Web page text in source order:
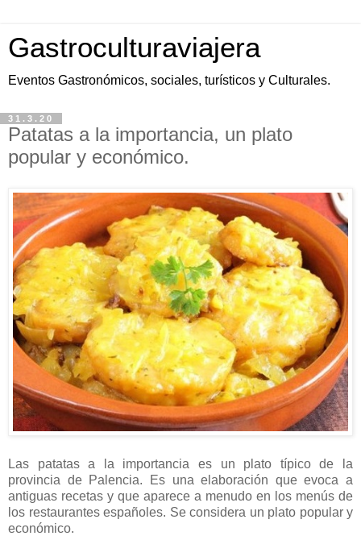
Gastroculturaviajera
Eventos Gastronómicos, sociales, turísticos y Culturales.
31.3.20
Patatas a la importancia, un plato
popular y económico.
Las patatas a la importancia es un plato típico de la
provincia de Palencia. Es una elaboración que evoca a
antiguas recetas y que aparece a menudo en los menús de
los restaurantes españoles. Se considera un plato popular y
económico.